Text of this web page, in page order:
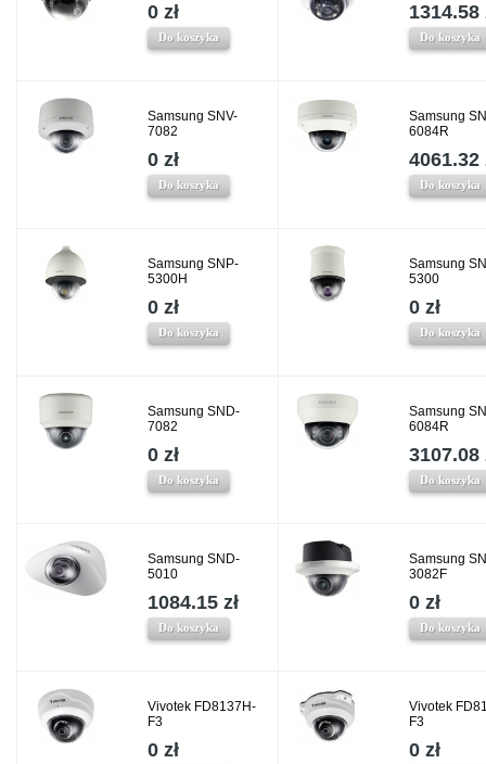
0 zł
Do koszyka
1314.58
Do koszyka
Samsung SNV-
7082
0 zł
Do koszyka
Samsung
6084R
4061.32
Do koszyka
Samsung SNP-
5300H
0 zł
Do koszyka
Samsung
5300
0 zł
Do koszyka
Samsung SND-
7082
0 zł
Do koszyka
Samsung
6084R
3107.08
Do koszyka
Samsung SND-
5010
1084.15 zł
Do koszyka
Samsung
3082F
0 zł
Do koszyka
Vivotek FD8137H-
F3
0 zł
Vivotek
F3
0 zł